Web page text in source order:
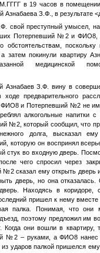
в 19 часов в помещении
Азнабаева З.Ф., в результате
свой преступный умысел,
Потерпевший №2и ФИО8,
обстоятельствам, поскольку
затем покинули квартиру
медицинской
Азнабаев З.Ф. вину в
ходе предварительного
ФИО8и Потерпевший №2 не
алкогольные напитки с
№2, который сообщил, что
долга, высказал ему
которую он воспринял
стук во входную дверь.
чего спросил через
№2сказал ему открыть дверь
дверь, но она
Находясь в коридоре,
пришел к нему
палка. Понимая, что они
поэтому предложил им
Когда они вошли в квартиру,
№2– руками, аФИО8
из ударов палкой пришелся